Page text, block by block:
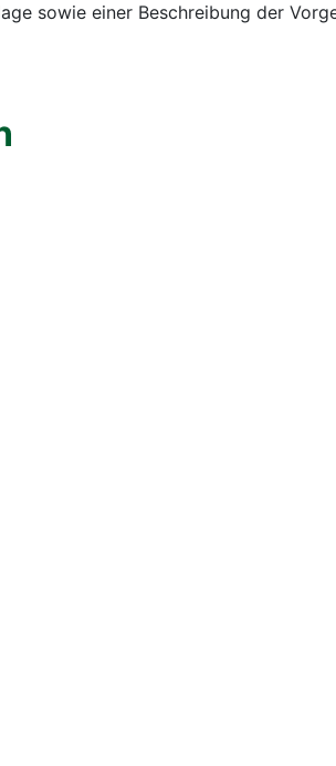
sowie einer Beschreibung der